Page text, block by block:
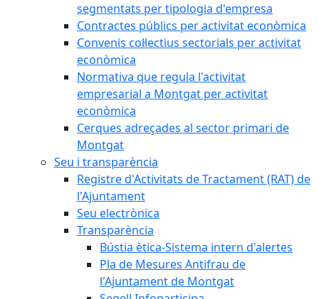
segmentats per tipologia d'empresa
Contractes públics per activitat econòmica
Convenis col·lectius sectorials per activitat
econòmica
Normativa que regula l'activitat
empresarial a Montgat per activitat
econòmica
Cerques adreçades al sector primari de
Montgat
Seu i transparència
Registre d'Activitats de Tractament (RAT) de
l'Ajuntament
Seu electrònica
Transparència
Bústia ètica-Sistema intern d'alertes
Pla de Mesures Antifrau de
l'Ajuntament de Montgat